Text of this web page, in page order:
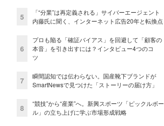
5
「“分業”は再定義される」サイバーエージェント
内藤氏に聞く、インターネット広告20年と転換点
6
プロも陥る「確証バイアス」を回避して「顧客の
本音」を引き出すには？インタビュー4つのコ
ツ
7
瞬間認知では伝わらない。国産靴下ブランドが
SmartNewsで見つけた「ストーリーの届け方」
8
“競技”から“産業”へ。新興スポーツ「ピックルボー
ル」の立ち上げに学ぶ市場形成戦略